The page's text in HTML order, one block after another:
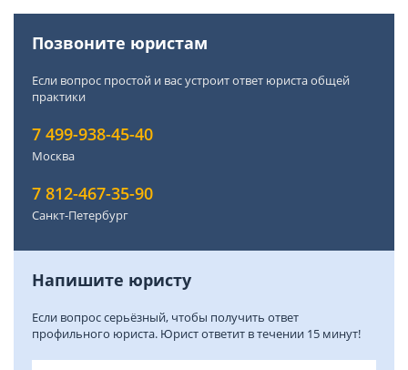
Позвоните юристам
Если вопрос простой и вас устроит ответ юриста общей
практики
7 499-938-45-40
Москва
7 812-467-35-90
Санкт-Петербург
Напишите юристу
Если вопрос серьёзный, чтобы получить ответ
профильного юриста. Юрист ответит в течении 15 минут!